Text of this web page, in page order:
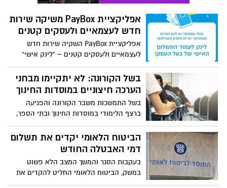
אפליקציית PayBox משיקה שירות
חדש לעצמאיים ולעסקים קטנים
אפליקציית PayBox השקיה שירות חדש
לעצמאיים ולעסקים קטנים – "לינק אישי"
המאפשר הפניית לקוחות פשוטה ומהירה
לעמוד התשלום של בית העסק באפליקציה
בשל הקורונה: לא יתקיימו מבחני
הערכה חיצוניים במוסדות החינוך
בשל התמשכות משבר הקורונה והפגיעה
ברצף הלימודי במוסדות החינוך ובתי הספר,
משרד החינוך הודיע כי לא יתקיימו השנה
מבחני המדידה וההערכה החיצוניים. שר
החינוך גלנט: "שנת לימודים לא שגרתית
הביטוח הלאומי יקדים את תשלום
דמי האבטלה החודש
בעקבות הסגר והמשך המצב הלא פשוט
במשק, הביטוח הלאומי החליט להקדים את
תשלומי דמי האבטלה של חודש ספטמבר כבר